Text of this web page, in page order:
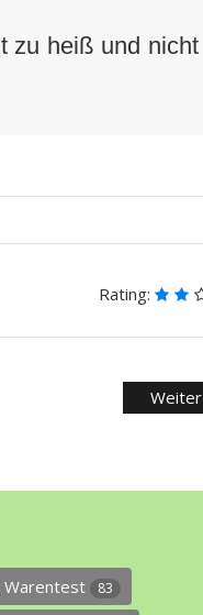
zu heiß und nicht
Rating:
Weiter
Warentest 83